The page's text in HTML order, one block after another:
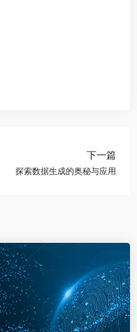
下一篇
探索数据生成的奥秘与应用